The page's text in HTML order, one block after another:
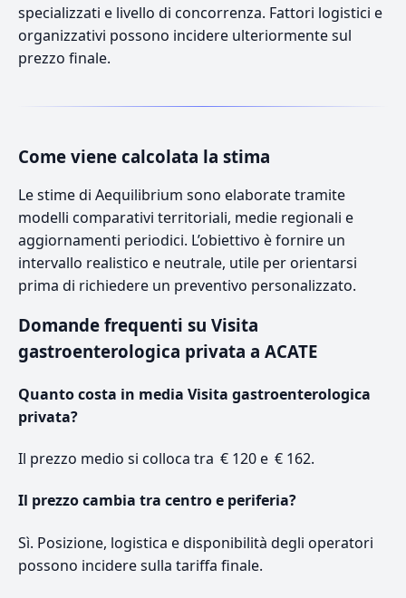
specializzati e livello di concorrenza. Fattori logistici e
organizzativi possono incidere ulteriormente sul
prezzo finale.
Come viene calcolata la stima
Le stime di Aequilibrium sono elaborate tramite
modelli comparativi territoriali, medie regionali e
aggiornamenti periodici. L’obiettivo è fornire un
intervallo realistico e neutrale, utile per orientarsi
prima di richiedere un preventivo personalizzato.
Domande frequenti su Visita
gastroenterologica privata a ACATE
Quanto costa in media Visita gastroenterologica
privata?
Il prezzo medio si colloca tra € 120 e € 162.
Il prezzo cambia tra centro e periferia?
Sì. Posizione, logistica e disponibilità degli operatori
possono incidere sulla tariffa finale.